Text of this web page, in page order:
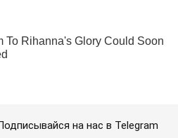
на нас в Telegram